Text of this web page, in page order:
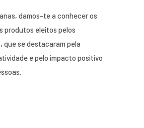
damos-te a conhecer os
produtos eleitos pelos
que se destacaram pela
e pelo impacto positivo